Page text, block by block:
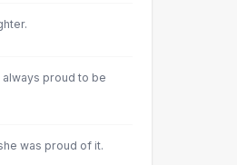
proud to be
was proud of it.